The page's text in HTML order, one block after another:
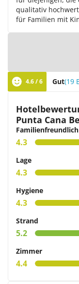
qualitativ
für Familien mit
4.6 / 6 Gut(19
Punta Cana
Familienfreundlich
4.3
Lage
4.3
Hygiene
4.3
Strand
5.2
Zimmer
4.4